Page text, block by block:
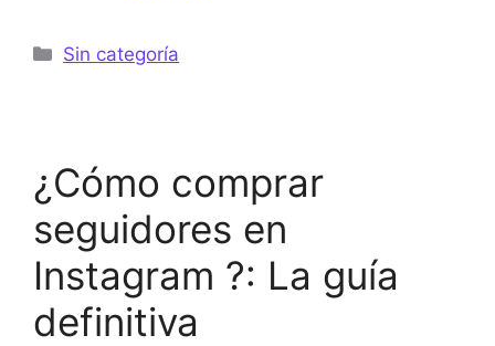
Categorías
Sin categoría
¿Cómo comprar
seguidores en
Instagram ?: La guía
definitiva